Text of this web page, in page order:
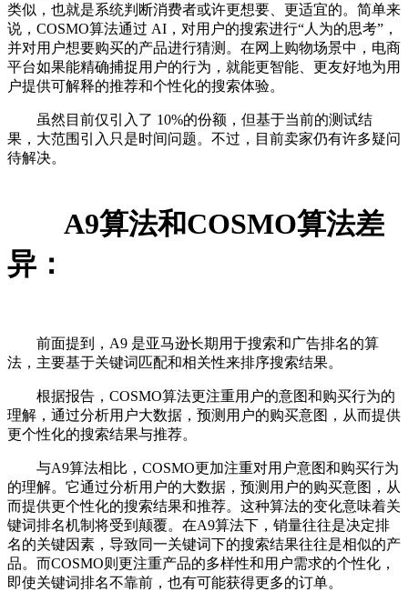
类似，也就是系统判断消费者或许更想要、更适宜的。简单来
说，COSMO算法通过 AI，对用户的搜索进行“人为的思考”，
并对用户想要购买的产品进行猜测。在网上购物场景中，电商
平台如果能精确捕捉用户的行为，就能更智能、更友好地为用
户提供可解释的推荐和个性化的搜索体验。
虽然目前仅引入了 10%的份额，但基于当前的测试结
果，大范围引入只是时间问题。不过，目前卖家仍有许多疑问
待解决。
A9算法和COSMO算法差
异：
前面提到，A9 是亚马逊长期用于搜索和广告排名的算
法，主要基于关键词匹配和相关性来排序搜索结果。
根据报告，COSMO算法更注重用户的意图和购买行为的
理解，通过分析用户大数据，预测用户的购买意图，从而提供
更个性化的搜索结果与推荐。
与A9算法相比，COSMO更加注重对用户意图和购买行为
的理解。它通过分析用户的大数据，预测用户的购买意图，从
而提供更个性化的搜索结果和推荐。这种算法的变化意味着关
键词排名机制将受到颠覆。在A9算法下，销量往往是决定排
名的关键因素，导致同一关键词下的搜索结果往往是相似的产
品。而COSMO则更注重产品的多样性和用户需求的个性化，
即使关键词排名不靠前，也有可能获得更多的订单。